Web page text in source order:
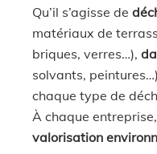
Qu’il s’agisse de
matériaux de
briques, verres…),
solvants, peintures…)
chaque type de
À chaque
valorisation